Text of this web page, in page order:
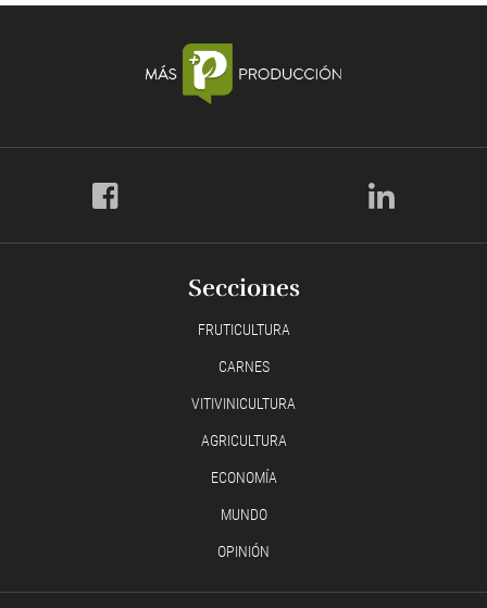
Secciones
FRUTICULTURA
CARNES
VITIVINICULTURA
AGRICULTURA
ECONOMÍA
MUNDO
OPINIÓN